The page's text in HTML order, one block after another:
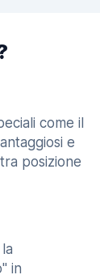
come il
e
posizione
in